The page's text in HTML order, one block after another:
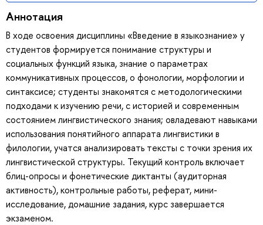
Аннотация
В ходе освоения дисциплины «Введение в языкознание» у
студентов формируется понимание структуры и
социальных функций языка, знание о параметрах
коммуникативных процессов, о фонологии, морфологии и
синтаксисе; студенты знакомятся с методологическими
подходами к изучению речи, с историей и современным
состоянием лингвистического знания; овладевают навыками
использования понятийного аппарата лингвистики в
филологии, учатся анализировать тексты с точки зрения их
лингвистической структуры. Текущий контроль включает
блиц-опросы и фонетические диктанты (аудиторная
активность), контрольные работы, реферат, мини-
исследование, домашние задания, курс завершается
экзаменом.